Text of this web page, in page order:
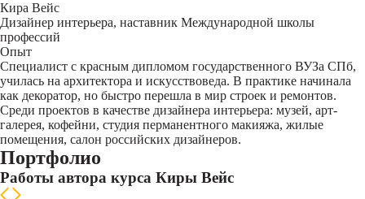
Кира Вейс
Дизайнер интерьера, наставник Международной школы
профессий
Опыт
Специалист с красным дипломом государственного ВУЗа СПб,
училась на архитектора и искусствоведа. В практике начинала
как декоратор, но быстро перешла в мир строек и ремонтов.
Среди проектов в качестве дизайнера интерьера: музей, арт-
галерея, кофейни, студия перманентного макияжа, жилые
помещения, салон российских дизайнеров.
Портфолио
Работы автора курса Киры Вейс